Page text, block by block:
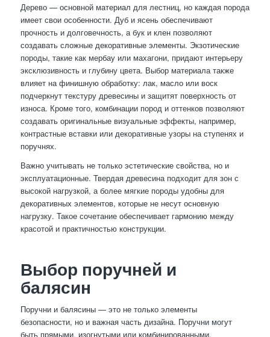
Дерево — основной материал для лестниц, но каждая порода
имеет свои особенности. Дуб и ясень обеспечивают
прочность и долговечность, а бук и клен позволяют
создавать сложные декоративные элементы. Экзотические
породы, такие как мербау или махагони, придают интерьеру
эксклюзивность и глубину цвета. Выбор материала также
влияет на финишную обработку: лак, масло или воск
подчеркнут текстуру древесины и защитят поверхность от
износа. Кроме того, комбинации пород и оттенков позволяют
создавать оригинальные визуальные эффекты, например,
контрастные вставки или декоративные узоры на ступенях и
поручнях.
Важно учитывать не только эстетические свойства, но и
эксплуатационные. Твердая древесина подходит для зон с
высокой нагрузкой, а более мягкие породы удобны для
декоративных элементов, которые не несут основную
нагрузку. Такое сочетание обеспечивает гармонию между
красотой и практичностью конструкции.
Выбор поручней и
балясин
Поручни и балясины — это не только элементы
безопасности, но и важная часть дизайна. Поручни могут
быть прямыми, изогнутыми или комбинированными,